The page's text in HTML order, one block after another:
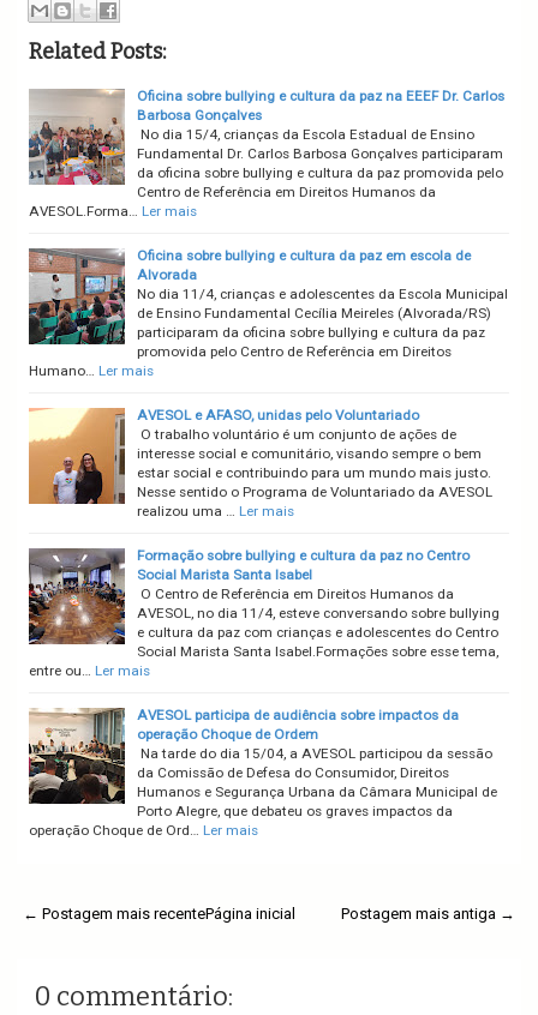
Related Posts:
Oficina sobre bullying e cultura da paz na EEEF Dr. Carlos
Barbosa Gonçalves
No dia 15/4, crianças da Escola Estadual de Ensino
Fundamental Dr. Carlos Barbosa Gonçalves participaram
da oficina sobre bullying e cultura da paz promovida pelo
Centro de Referência em Direitos Humanos da
AVESOL.Forma… Ler mais
Oficina sobre bullying e cultura da paz em escola de
Alvorada
No dia 11/4, crianças e adolescentes da Escola Municipal
de Ensino Fundamental Cecília Meireles (Alvorada/RS)
participaram da oficina sobre bullying e cultura da paz
promovida pelo Centro de Referência em Direitos
Humano… Ler mais
AVESOL e AFASO, unidas pelo Voluntariado
O trabalho voluntário é um conjunto de ações de
interesse social e comunitário, visando sempre o bem
estar social e contribuindo para um mundo mais justo.
Nesse sentido o Programa de Voluntariado da AVESOL
realizou uma … Ler mais
Formação sobre bullying e cultura da paz no Centro
Social Marista Santa Isabel
O Centro de Referência em Direitos Humanos da
AVESOL, no dia 11/4, esteve conversando sobre bullying
e cultura da paz com crianças e adolescentes do Centro
Social Marista Santa Isabel.Formações sobre esse tema,
entre ou… Ler mais
AVESOL participa de audiência sobre impactos da
operação Choque de Ordem
Na tarde do dia 15/04, a AVESOL participou da sessão
da Comissão de Defesa do Consumidor, Direitos
Humanos e Segurança Urbana da Câmara Municipal de
Porto Alegre, que debateu os graves impactos da
operação Choque de Ord… Ler mais
← Postagem mais recente Postagem mais antiga →
Página inicial
0 commentário: